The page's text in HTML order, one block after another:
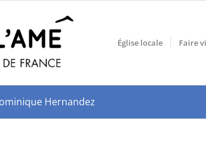
Église locale Faire
Hernandez